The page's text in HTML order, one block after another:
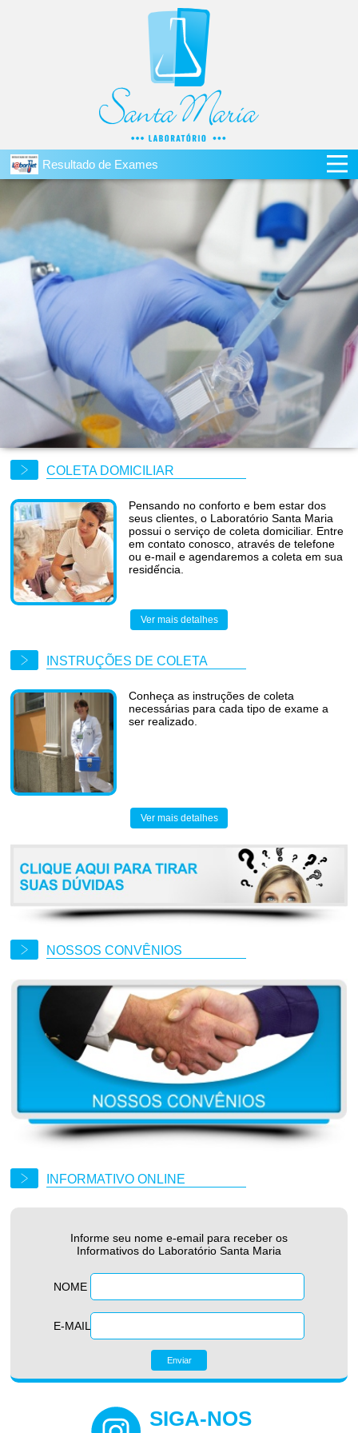
Resultado de Exames
COLETA DOMICILIAR
Pensando no conforto e bem estar dos
seus clientes, o Laboratório Santa Maria
possui o serviço de coleta domiciliar. Entre
em contato conosco, através de telefone
ou e-mail e agendaremos a coleta em sua
residếncia.
Ver mais detalhes
INSTRUÇÕES DE COLETA
Conheça as instruções de coleta
necessárias para cada tipo de exame a
ser realizado.
Ver mais detalhes
NOSSOS CONVÊNIOS
INFORMATIVO ONLINE
Informe seu nome e-email para receber os
Informativos do Laboratório Santa Maria
NOME
E-MAIL
SIGA-NOS